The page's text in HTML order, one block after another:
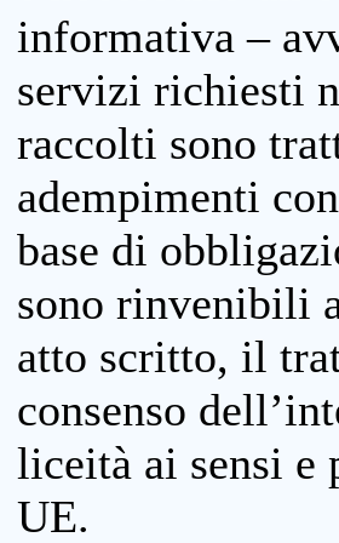
informativa –
servizi richiesti
raccolti sono
adempimenti
base di
sono rinvenibili
atto scritto, il
consenso
liceità ai sensi e
UE.